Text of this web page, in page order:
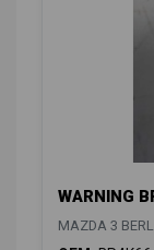
WARNING
MAZDA 3